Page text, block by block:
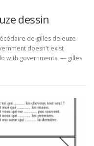
dessin
de gilles deleuze
doesn't exist
with governments. ― gilles